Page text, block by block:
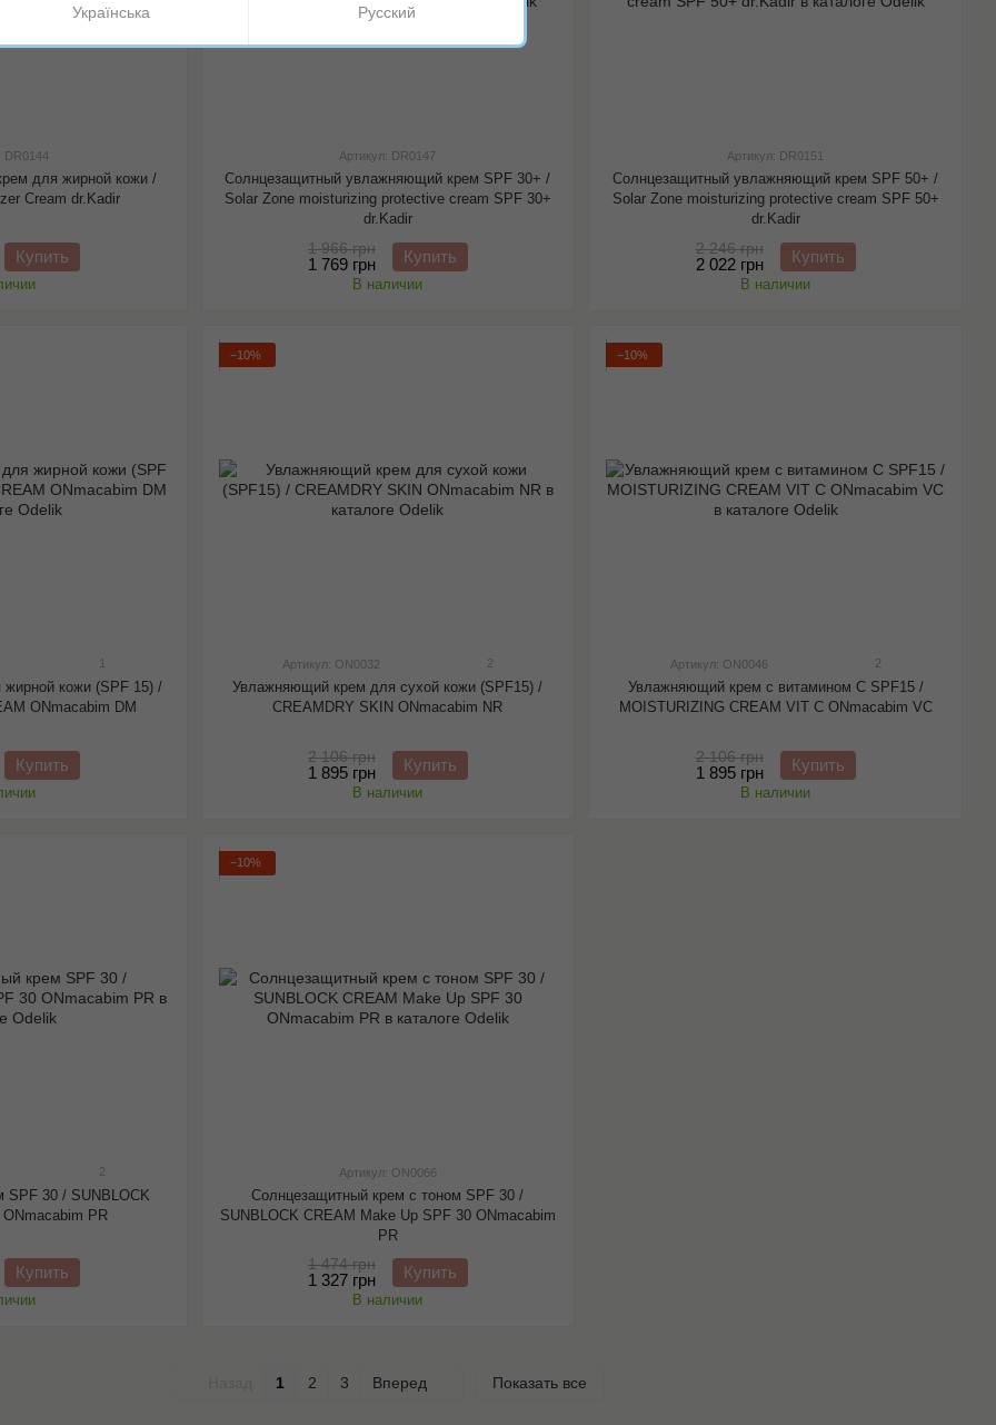
DR0144
для жирной кожи /
Cream dr.Kadir
Купить
Артикул: DR0147
Солнцезащитный увлажняющий крем SPF 30+ /
Solar Zone moisturizing protective cream SPF 30+
dr.Kadir
1 966 грн
1 769 грн Купить
В наличии
Артикул: DR0151
Солнцезащитный увлажняющий крем SPF 50+ /
Solar Zone moisturizing protective cream SPF 50+
dr.Kadir
2 246 грн
2 022 грн Купить
В наличии
1
кожи (SPF 15) /
ONmacabim DM
Купить
−10%
Артикул: ON0032 2
Увлажняющий крем для сухой кожи (SPF15) /
CREAMDRY SKIN ONmacabim NR
2 106 грн
1 895 грн Купить
В наличии
−10%
Артикул: ON0046 2
Увлажняющий крем с витамином С SPF15 /
MOISTURIZING CREAM VIT C ONmacabim VC
2 106 грн
1 895 грн Купить
В наличии
2
SPF 30 / SUNBLOCK
PR
Купить
−10%
Артикул: ON0066
Солнцезащитный крем с тоном SPF 30 /
SUNBLOCK CREAM Make Up SPF 30 ONmacabim
PR
1 474 грн
1 327 грн Купить
В наличии
1 2 3 Вперед Показать все
Українська Русский